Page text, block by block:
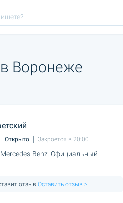
Воронеже
Открыто Закроется в 20:00
Benz. Официальный
отзыв Оставить отзыв >